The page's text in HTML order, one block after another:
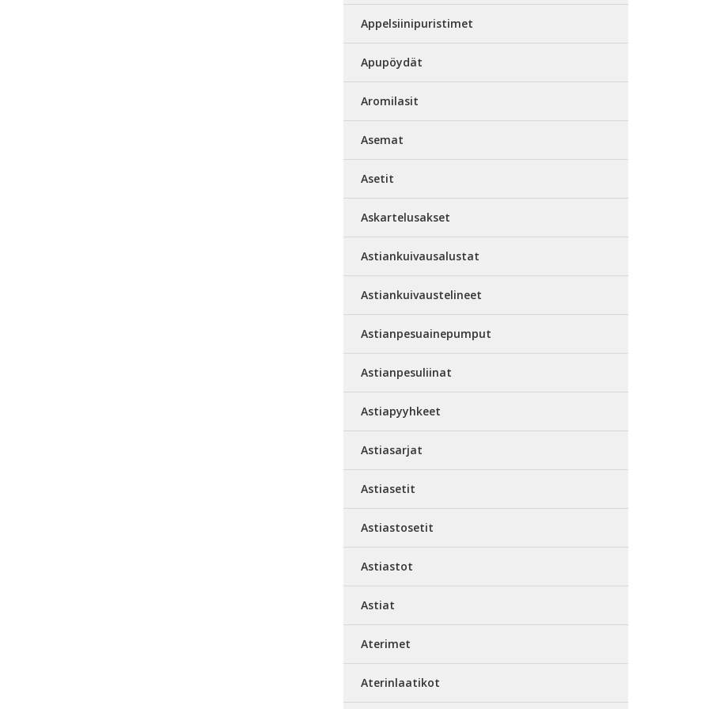
Appelsiinipuristimet
Apupöydät
Aromilasit
Asemat
Asetit
Askartelusakset
Astiankuivausalustat
Astiankuivaustelineet
Astianpesuainepumput
Astianpesuliinat
Astiapyyhkeet
Astiasarjat
Astiasetit
Astiastosetit
Astiastot
Astiat
Aterimet
Aterinlaatikot